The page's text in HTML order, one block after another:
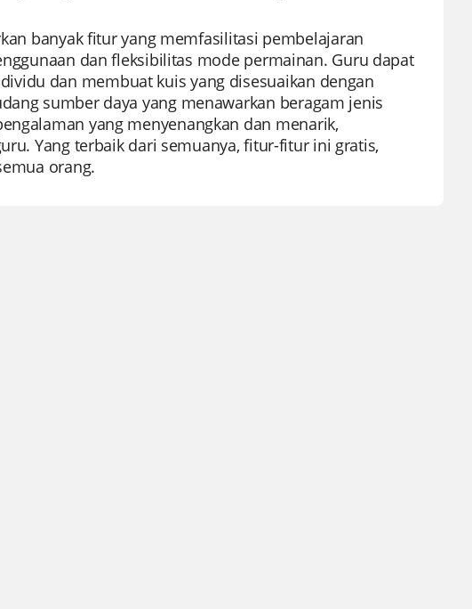
banyak fitur yang memfasilitasi pembelajaran
dan fleksibilitas mode permainan. Guru dapat
dan membuat kuis yang disesuaikan dengan
sumber daya yang menawarkan beragam jenis
yang menyenangkan dan menarik,
Yang terbaik dari semuanya, fitur-fitur ini gratis,
orang.